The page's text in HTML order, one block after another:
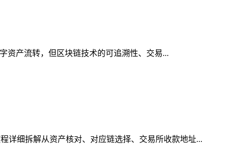
资产流转，但区块链技术的可追溯性、交易...
详细拆解从资产核对、对应链选择、交易所收款地址...